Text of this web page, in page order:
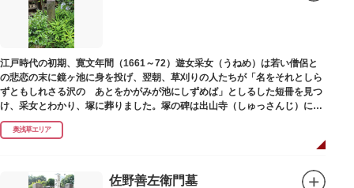
江戸時代の初期、寛文年間（1661～72）遊女采女（うねめ）は若い僧侶と
の悲恋の末に鏡ヶ池に身を投げ、翌朝、草刈りの人たちが「名をそれとしら
ずともしれさる沢の あとをかがみが池にしずめば」としるした短冊を見つ
け、采女とわかり、塚に葬りました。塚の碑は出山寺（しゅっさんじ）にあ
ります。
奥浅草エリア
佐野善左衛門墓